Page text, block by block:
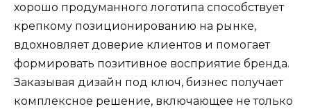
хорошо продуманного логотипа способствует
крепкому позиционированию на рынке,
вдохновляет доверие клиентов и помогает
формировать позитивное восприятие бренда.
Заказывая дизайн под ключ, бизнес получает
комплексное решение, включающее не только